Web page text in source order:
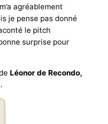
agréablement
je pense pas donné
le pitch
surprise pour
Léonor de Recondo,